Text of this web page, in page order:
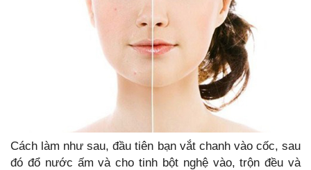
Cách làm như sau, đầu tiên bạn vắt chanh vào cốc, sau
đó đổ nước ấm và cho tinh bột nghệ vào, trộn đều và